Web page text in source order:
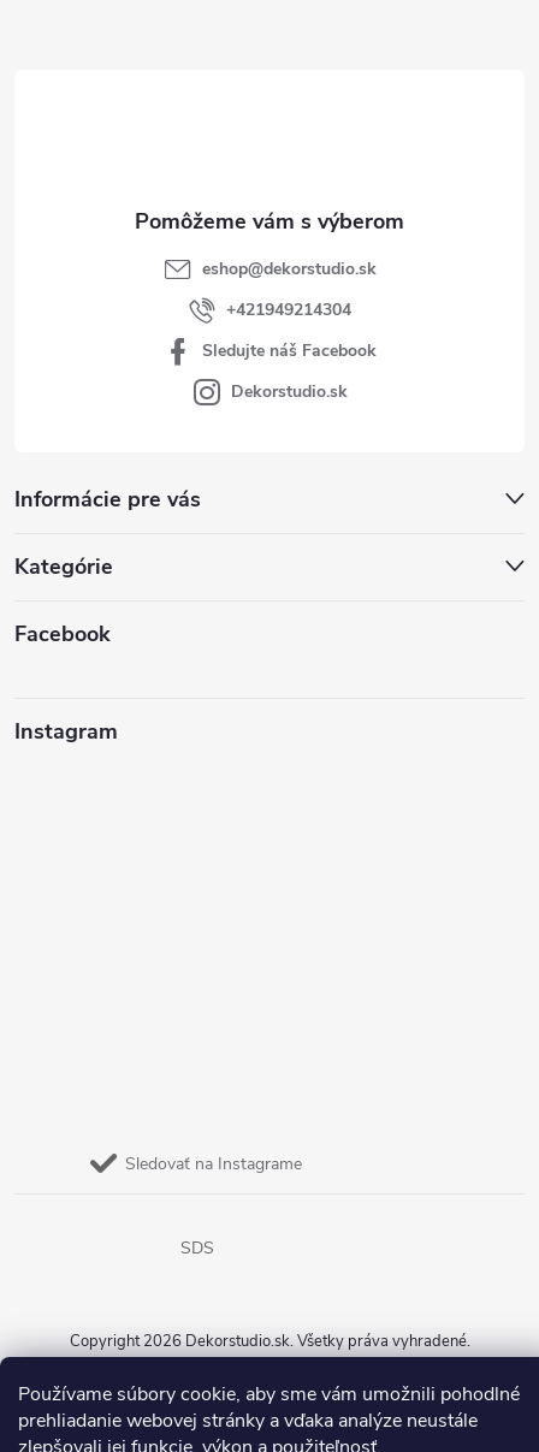
Používame súbory cookie, aby sme vám umožnili pohodlné
prehliadanie webovej stránky a vďaka analýze neustále
Informácie pre vás
Kategórie
Facebook
Instagram
Sledovať na Instagrame
eshop@dekorstudio.sk
+421949214304
Sledujte náš Facebook
Dekorstudio.sk
SDS
Vytvoril Shoptet
Copyright 2026 Dekorstudio.sk. Všetky práva vyhradené.